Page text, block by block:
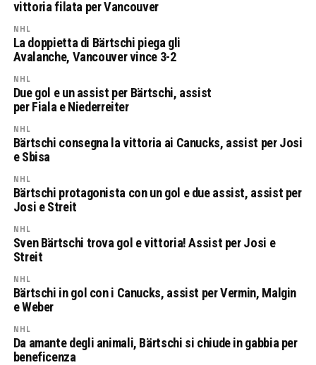
vittoria filata per Vancouver
NHL
La doppietta di Bärtschi piega gli
Avalanche, Vancouver vince 3-2
NHL
Due gol e un assist per Bärtschi, assist
per Fiala e Niederreiter
NHL
Bärtschi consegna la vittoria ai Canucks, assist per Josi
e Sbisa
NHL
Bärtschi protagonista con un gol e due assist, assist per
Josi e Streit
NHL
Sven Bärtschi trova gol e vittoria! Assist per Josi e
Streit
NHL
Bärtschi in gol con i Canucks, assist per Vermin, Malgin
e Weber
NHL
Da amante degli animali, Bärtschi si chiude in gabbia per
beneficenza